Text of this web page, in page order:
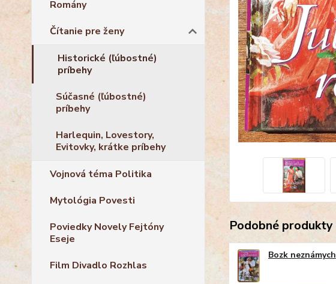
Romány
Čítanie pre ženy
Historické (ľúbostné)
príbehy
Súčasné (ľúbostné)
príbehy
Harlequin, Lovestory,
Evitovky, krátke príbehy
Vojnová téma Politika
Mytológia Povesti
Poviedky Novely Fejtóny
Eseje
Film Divadlo Rozhlas
Podobné produkty
Bozk neznámych